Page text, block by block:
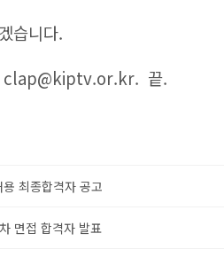
습니다.
clap@kiptv.or.kr. 끝.
최종합격자 공고
면접 합격자 발표